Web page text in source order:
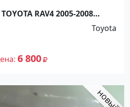
RAV4 2005-2008
Toyota
6 800